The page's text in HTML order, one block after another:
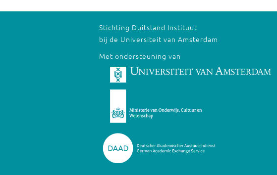
Stichting Duitsland Instituut
bij de Universiteit van Amsterdam
Met ondersteuning van